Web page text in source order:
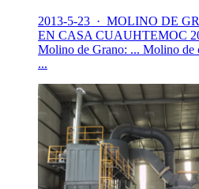
2013-5-23 · MOLINO DE
EN CASA CUAUHTEMOC
Molino de Grano: ... Molino de
...